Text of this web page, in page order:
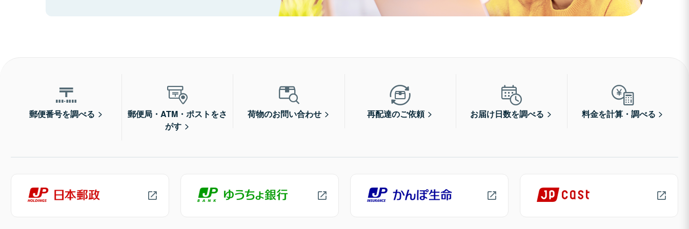
郵便番号を調べる
郵便局・ATM・ポストをさ
がす
荷物のお問い合わせ 再配達のご依頼 お届け日数を調べる 料金を計算・調べる